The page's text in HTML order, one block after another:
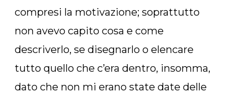
compresi la motivazione; soprattutto
non avevo capito cosa e come
descriverlo, se disegnarlo o elencare
tutto quello che c’era dentro, insomma,
dato che non mi erano state date delle